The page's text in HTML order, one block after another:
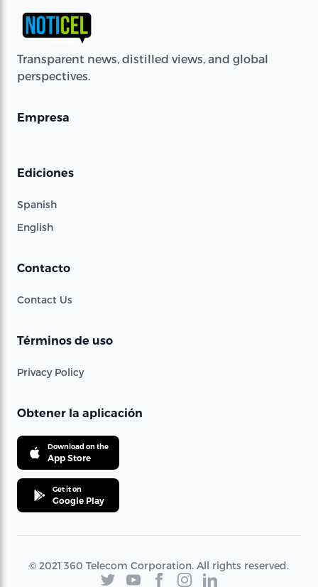
Transparent news, distilled views, and global
perspectives.
Empresa
Ediciones
Spanish
English
Contacto
Contact Us
Términos de uso
Privacy Policy
Obtener la aplicación
Download on the
App Store
Get it on
Google Play
© 2021 360 Telecom Corporation. All rights reserved.